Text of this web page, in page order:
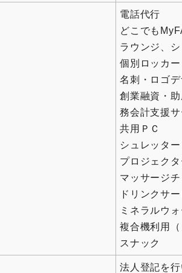
電話代行
どこでも
ラウンジ、
個別ロッカー
名刺・ロゴ
創業融資・
務会計支援サ
共用ＰＣ
シュレッター
プロジェクタ
マッサージ
ドリンクサ
ミネラルウォ
複合機利用（
スナック
法人登記を